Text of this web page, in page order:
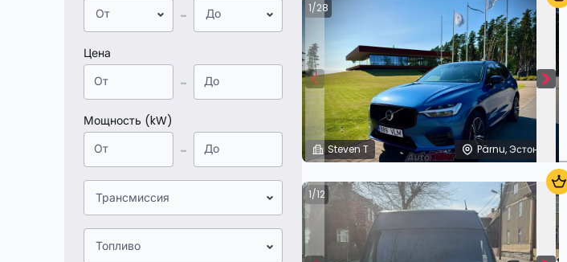
От
- До
Цена
-
Мощность (kW)
-
Трансмиссия
Топливо
Steven T Pärnu, Эстония
1/28
1/12